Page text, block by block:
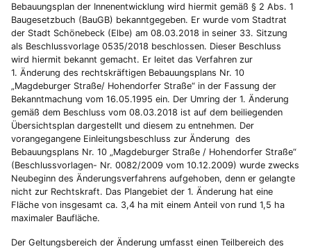
Bebauungsplan der Innenentwicklung wird hiermit gemäß § 2 Abs. 1
Baugesetzbuch (BauGB) bekanntgegeben. Er wurde vom Stadtrat
der Stadt Schönebeck (Elbe) am 08.03.2018 in seiner 33. Sitzung
als Beschlussvorlage 0535/2018 beschlossen. Dieser Beschluss
wird hiermit bekannt gemacht. Er leitet das Verfahren zur
1. Änderung des rechtskräftigen Bebauungsplans Nr. 10
„Magdeburger Straße/ Hohendorfer Straße“ in der Fassung der
Bekanntmachung vom 16.05.1995 ein. Der Umring der 1. Änderung
gemäß dem Beschluss vom 08.03.2018 ist auf dem beiliegenden
Übersichtsplan dargestellt und diesem zu entnehmen. Der
vorangegangene Einleitungsbeschluss zur Änderung des
Bebauungsplans Nr. 10 „Magdeburger Straße / Hohendorfer Straße“
(Beschlussvorlagen- Nr. 0082/2009 vom 10.12.2009) wurde zwecks
Neubeginn des Änderungsverfahrens aufgehoben, denn er gelangte
nicht zur Rechtskraft. Das Plangebiet der 1. Änderung hat eine
Fläche von insgesamt ca. 3,4 ha mit einem Anteil von rund 1,5 ha
maximaler Baufläche.
Der Geltungsbereich der Änderung umfasst einen Teilbereich des